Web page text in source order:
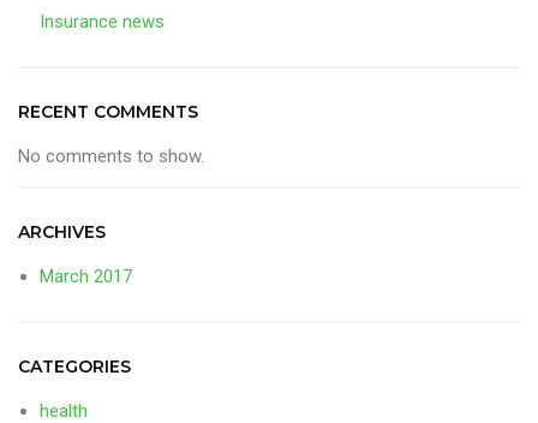
Insurance news
RECENT COMMENTS
No comments to show.
ARCHIVES
March 2017
CATEGORIES
health